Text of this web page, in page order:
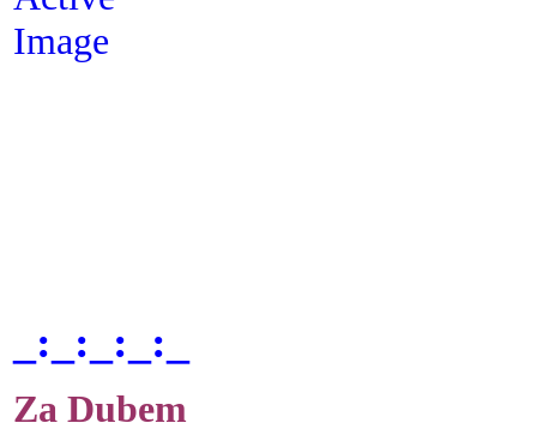
_:_:_:_:_
Za Dubem